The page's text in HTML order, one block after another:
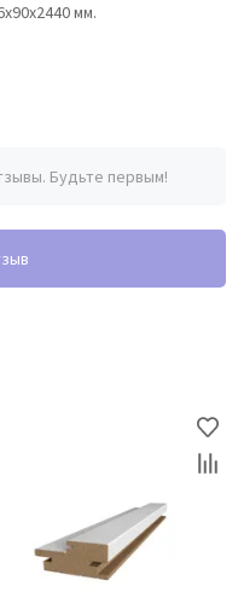
мм.
Будьте первым!